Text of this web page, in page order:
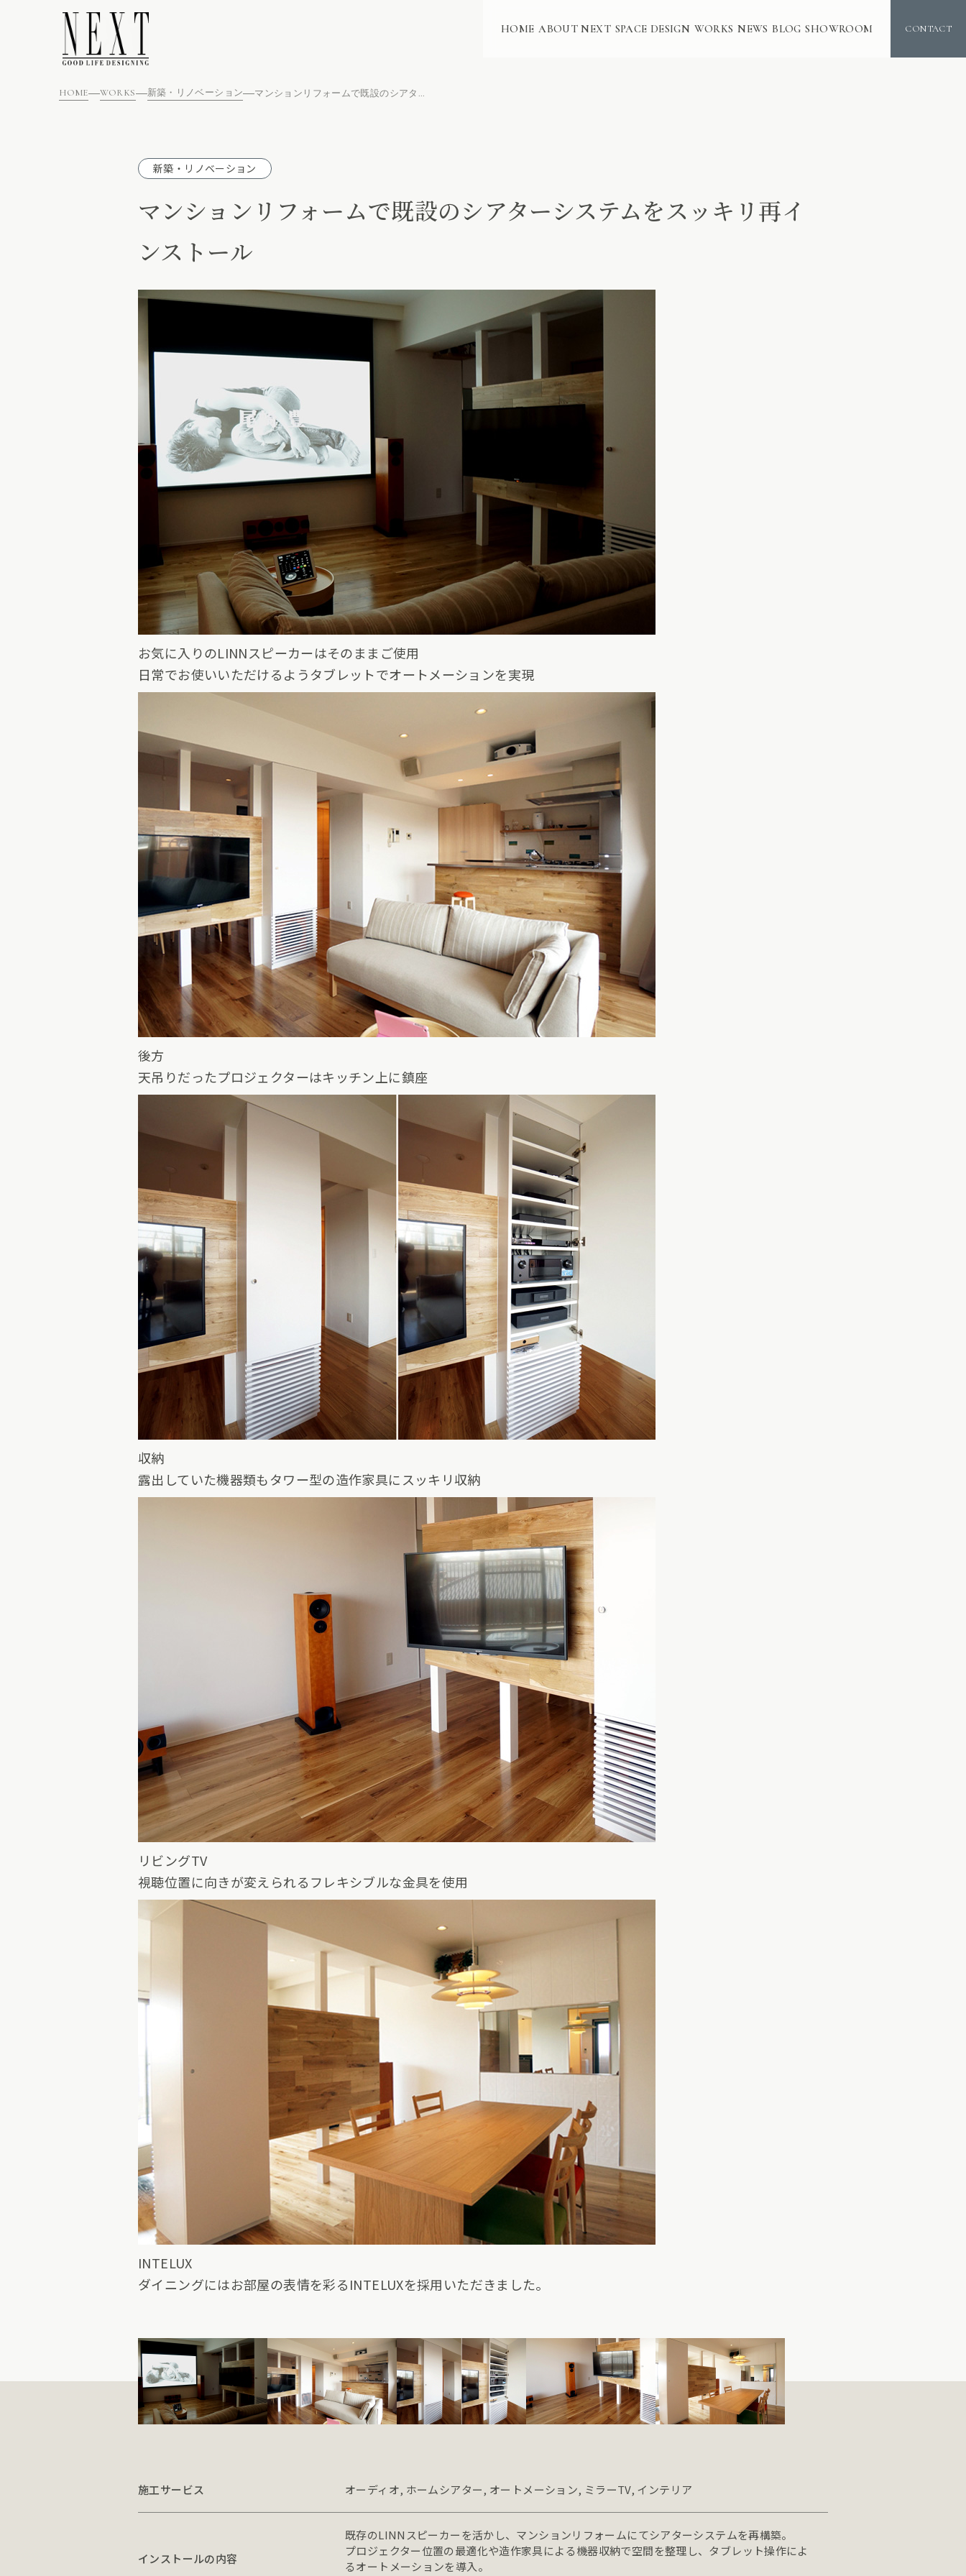
HOME ABOUT NEXT SPACE DESIGN WORKS NEWS BLOG SHOWROOM CONTACT
HOME WORKS 新築・リノベーション マンションリフォームで既設のシアターシステムをスッキリ再インストール
新築・リノベーション
マンションリフォームで既設のシアターシステムをスッキリ再イ
ンストール
お気に入りのLINNスピーカーはそのままご使用
日常でお使いいただけるようタブレットでオートメーションを実現
後方
天吊りだったプロジェクターはキッチン上に鎮座
収納
露出していた機器類もタワー型の造作家具にスッキリ収納
リビングTV
視聴位置に向きが変えられるフレキシブルな金具を使用
INTELUX
ダイニングにはお部屋の表情を彩るINTELUXを採用いただきました。
施工サービス オーディオ, ホームシアター, オートメーション, ミラーTV, インテリア
インストールの内容
既存のLINNスピーカーを活かし、マンションリフォームにてシアターシステムを再構築。
プロジェクター位置の最適化や造作家具による機器収納で空間を整理し、タブレット操作によ
るオートメーションを導入。